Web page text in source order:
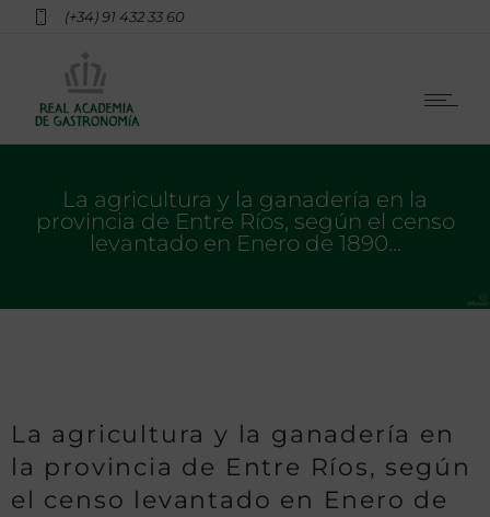
(+34) 91 432 33 60
La agricultura y la ganadería en la
provincia de Entre Ríos, según el censo
levantado en Enero de 1890…
La agricultura y la ganadería en
la provincia de Entre Ríos, según
el censo levantado en Enero de